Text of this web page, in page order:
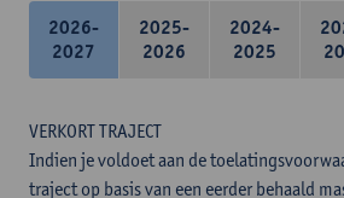
2026-
2027
2025-
2026
2024-
2025
VERKORT TRAJECT
Indien je voldoet aan de
traject op basis van een eerder behaald